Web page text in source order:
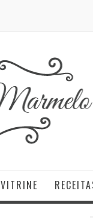
VITRINE